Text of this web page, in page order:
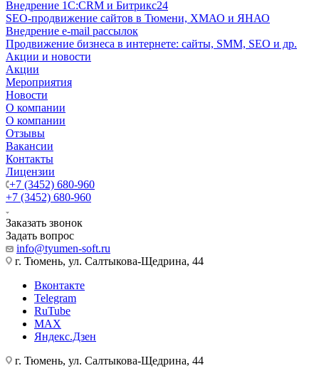
Внедрение 1C:CRM и Битрикс24
SEO-продвижение сайтов в Тюмени, ХМАО и ЯНАО
Внедрение e-mail рассылок
Продвижение бизнеса в интернете: сайты, SMM, SEO и др.
Акции и новости
Акции
Мероприятия
Новости
О компании
О компании
Отзывы
Вакансии
Контакты
Лицензии
+7 (3452) 680-960
+7 (3452) 680-960
Заказать звонок
Задать вопрос
info@tyumen-soft.ru
г. Тюмень, ул. Салтыкова-Щедрина, 44
Вконтакте
Telegram
RuTube
MAX
Яндекс.Дзен
г. Тюмень, ул. Салтыкова-Щедрина, 44